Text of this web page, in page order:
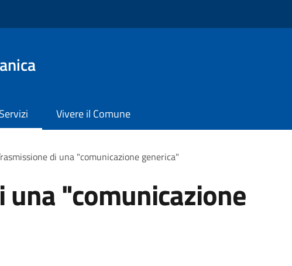
Servizi Vivere il Comune
di una "comunicazione generica"
una "comunicazione